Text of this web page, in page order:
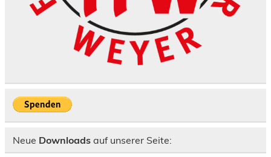
Neue Downloads auf unserer Seite: